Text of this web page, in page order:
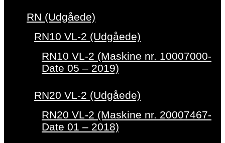
RN (Udgåede)
RN10 VL-2 (Udgåede)
RN10 VL-2 (Maskine nr. 10007000-
Date 05 – 2019)
RN20 VL-2 (Udgåede)
RN20 VL-2 (Maskine nr. 20007467-
Date 01 – 2018)